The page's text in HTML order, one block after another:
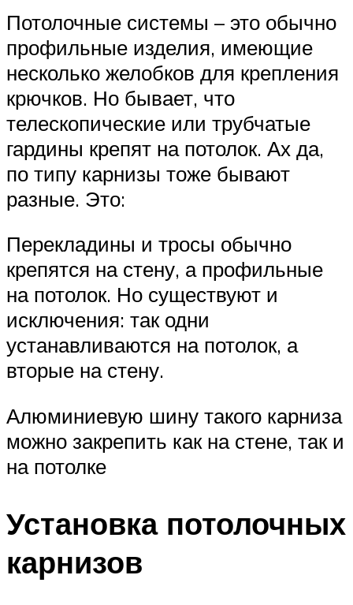
Потолочные системы – это обычно
профильные изделия, имеющие
несколько желобков для крепления
крючков. Но бывает, что
телескопические или трубчатые
гардины крепят на потолок. Ах да,
по типу карнизы тоже бывают
разные. Это:
Перекладины и тросы обычно
крепятся на стену, а профильные
на потолок. Но существуют и
исключения: так одни
устанавливаются на потолок, а
вторые на стену.
Алюминиевую шину такого карниза
можно закрепить как на стене, так и
на потолке
Установка потолочных
карнизов